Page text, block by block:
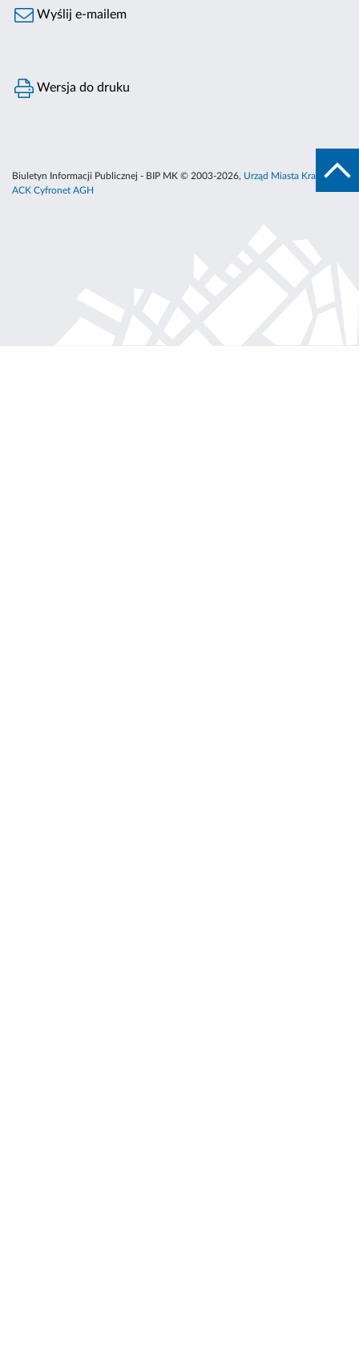
Wyślij e-mailem
Wersja do druku
Biuletyn Informacji Publicznej - BIP MK © 2003-2026, Urząd Miasta Krakowa
ACK Cyfronet AGH